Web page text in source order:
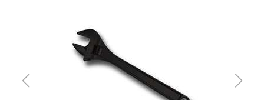
Reservdelar